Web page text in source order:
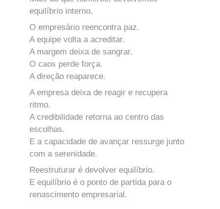
equilíbrio interno.
O empresário reencontra paz.
A equipe volta a acreditar.
A margem deixa de sangrar.
O caos perde força.
A direção reaparece.
A empresa deixa de reagir e recupera
ritmo.
A credibilidade retorna ao centro das
escolhas.
E a capacidade de avançar ressurge junto
com a serenidade.
Reestruturar é devolver equilíbrio.
E equilíbrio é o ponto de partida para o
renascimento empresarial.